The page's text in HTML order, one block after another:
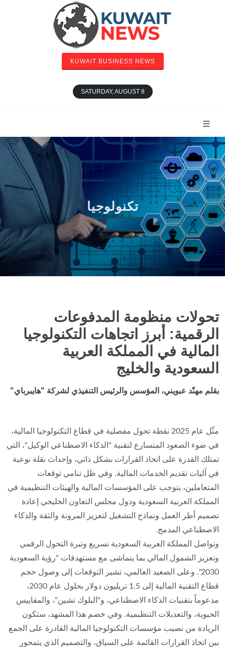
KUWAIT BUSINESS NEWS
SATURDAY, AUGUST 8
تكنولوجيا
تحولات منظومة المدفوعات
الرقمية: أبرز اتجاهات التكنولوجيا
المالية في المملكة العربية
السعودية والخليج
بقلم مهنّد عبويني، المؤسس والرئيس التنفيذي لشركة "هايبرباي"
مثّل عام 2025 نقطة تحول مفصلية في قطاع التكنولوجيا المالية،
في ضوء الصعود المتسارع لتقنية "الذكاء الاصطناعي الوكيل"، التي
تمتلك القدرة على اتخاذ القرارات بشكل ذاتي، وإحداث نقلة نوعية
في آليات تقديم الخدمات المالية. وفي ظل تنامي توقعات
المتعاملين، يتوجب على المؤسسات المالية والهيئات التنظيمية في
المملكة العربية السعودية ودول مجلس التعاون الخليجي إعادة
تصميم أطر العمل ونماذج التشغيل لتعزيز المرونة والثقة والذكاء
الاصطناعي المدمج.
وتواصل المملكة العربية السعودية تسريع وتيرة التحول الرقمي
وتعزيز الشمول المالي بما يتماشى مع مستهدفات "رؤية السعودية
2030". وعلى الصعيد العالمي، تشير التوقعات إلى وصول حجم
قطاع التقنية المالية إلى 1.5 تريليون دولار بحلول عام 2030،
مدعوماً بتقنيات الذكاء الاصطناعي، و"البلوك تشين"، والمقاييس
الحيوية، والتعديلات التنظيمية. وفي خضم هذا المشهد، ستكون
الريادة من نصيب مؤسسات التكنولوجيا المالية القادرة على الجمع
بين اتخاذ القرارات القائمة على السياق، والتصميم الذي يتمحور